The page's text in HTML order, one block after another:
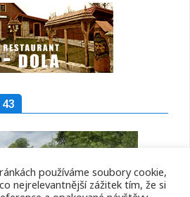
43
používáme soubory cookie,
nejrelevantnější zážitek tím, že si